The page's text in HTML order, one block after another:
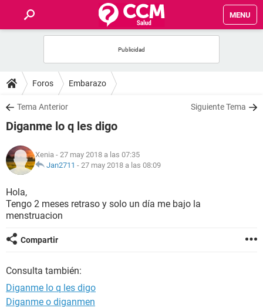
MENU
FOROS
SALUD
FAMILIA
NUTRICIÓN
BIENESTAR
Foros Embarazo
Tema Anterior Siguiente Tema
Diganme lo q les digo
Xenia - 27 may 2018 a las 07:35
Jan2711 - 27 may 2018 a las 08:09
Hola,
Tengo 2 meses retraso y solo un día me bajo la
menstruacion
Compartir
Consulta también:
Diganme lo q les digo
Diganme o diganmen